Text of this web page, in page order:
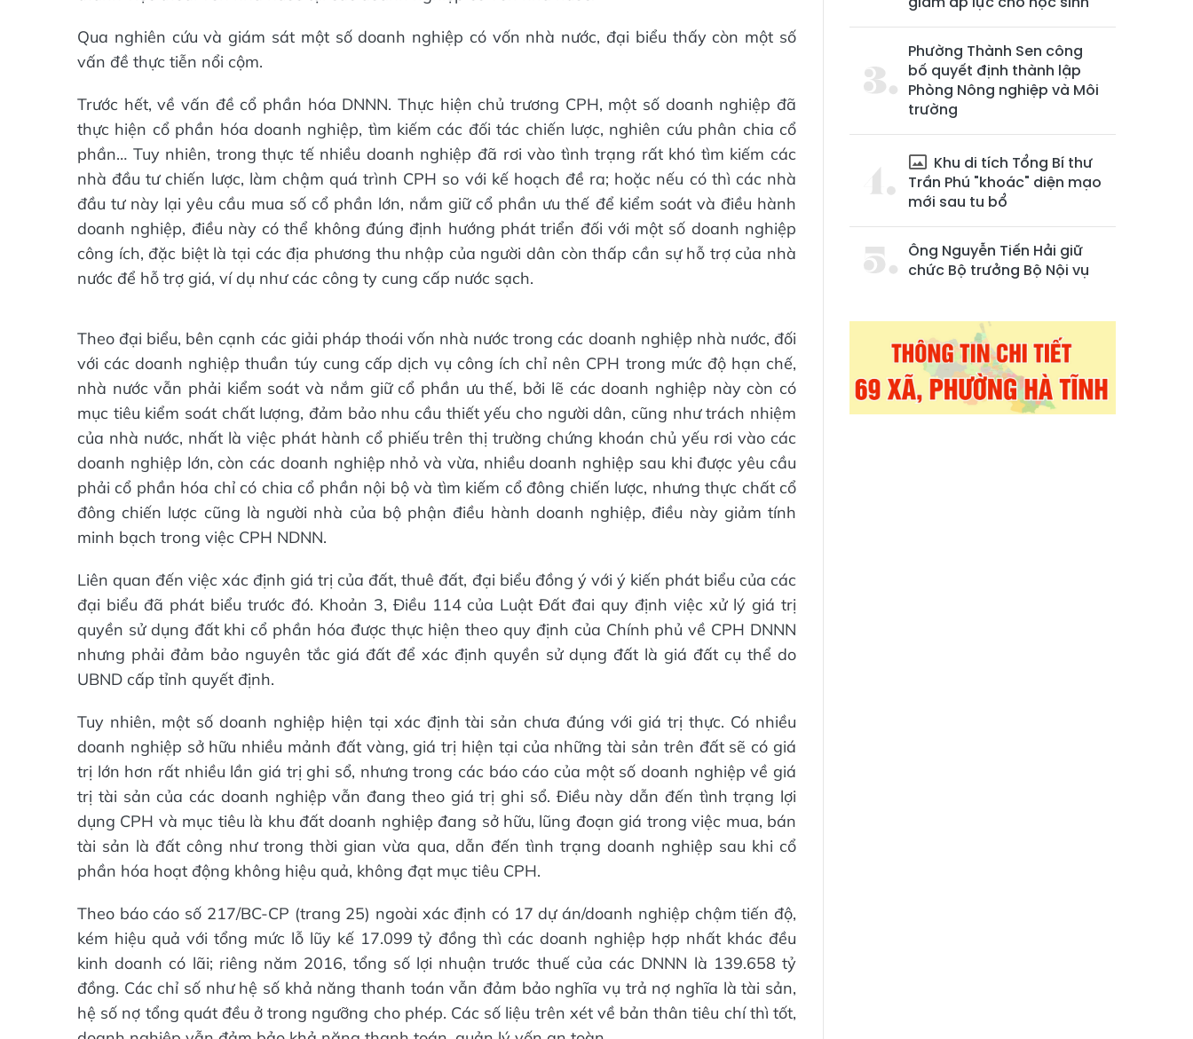
Qua nghiên cứu và giám sát một số doanh nghiệp có vốn nhà nước, đại biểu thấy còn một số
vấn đề thực tiễn nổi cộm.
Trước hết, về vấn đề cổ phần hóa DNNN. Thực hiện chủ trương CPH, một số doanh nghiệp đã
thực hiện cổ phần hóa doanh nghiệp, tìm kiếm các đối tác chiến lược, nghiên cứu phân chia cổ
phần… Tuy nhiên, trong thực tế nhiều doanh nghiệp đã rơi vào tình trạng rất khó tìm kiếm các
nhà đầu tư chiến lược, làm chậm quá trình CPH so với kế hoạch đề ra; hoặc nếu có thì các nhà
đầu tư này lại yêu cầu mua số cổ phần lớn, nắm giữ cổ phần ưu thế để kiểm soát và điều hành
doanh nghiệp, điều này có thể không đúng định hướng phát triển đối với một số doanh nghiệp
công ích, đặc biệt là tại các địa phương thu nhập của người dân còn thấp cần sự hỗ trợ của nhà
nước để hỗ trợ giá, ví dụ như các công ty cung cấp nước sạch.
Theo đại biểu, bên cạnh các giải pháp thoái vốn nhà nước trong các doanh nghiệp nhà nước, đối
với các doanh nghiệp thuần túy cung cấp dịch vụ công ích chỉ nên CPH trong mức độ hạn chế,
nhà nước vẫn phải kiểm soát và nắm giữ cổ phần ưu thế, bởi lẽ các doanh nghiệp này còn có
mục tiêu kiểm soát chất lượng, đảm bảo nhu cầu thiết yếu cho người dân, cũng như trách nhiệm
của nhà nước, nhất là việc phát hành cổ phiếu trên thị trường chứng khoán chủ yếu rơi vào các
doanh nghiệp lớn, còn các doanh nghiệp nhỏ và vừa, nhiều doanh nghiệp sau khi được yêu cầu
phải cổ phần hóa chỉ có chia cổ phần nội bộ và tìm kiếm cổ đông chiến lược, nhưng thực chất cổ
đông chiến lược cũng là người nhà của bộ phận điều hành doanh nghiệp, điều này giảm tính
minh bạch trong việc CPH NDNN.
Liên quan đến việc xác định giá trị của đất, thuê đất, đại biểu đồng ý với ý kiến phát biểu của các
đại biểu đã phát biểu trước đó. Khoản 3, Điều 114 của Luật Đất đai quy định việc xử lý giá trị
quyền sử dụng đất khi cổ phần hóa được thực hiện theo quy định của Chính phủ về CPH DNNN
nhưng phải đảm bảo nguyên tắc giá đất để xác định quyền sử dụng đất là giá đất cụ thể do
UBND cấp tỉnh quyết định.
Tuy nhiên, một số doanh nghiệp hiện tại xác định tài sản chưa đúng với giá trị thực. Có nhiều
doanh nghiệp sở hữu nhiều mảnh đất vàng, giá trị hiện tại của những tài sản trên đất sẽ có giá
trị lớn hơn rất nhiều lần giá trị ghi sổ, nhưng trong các báo cáo của một số doanh nghiệp về giá
trị tài sản của các doanh nghiệp vẫn đang theo giá trị ghi sổ. Điều này dẫn đến tình trạng lợi
dụng CPH và mục tiêu là khu đất doanh nghiệp đang sở hữu, lũng đoạn giá trong việc mua, bán
tài sản là đất công như trong thời gian vừa qua, dẫn đến tình trạng doanh nghiệp sau khi cổ
phần hóa hoạt động không hiệu quả, không đạt mục tiêu CPH.
Theo báo cáo số 217/BC-CP (trang 25) ngoài xác định có 17 dự án/doanh nghiệp chậm tiến độ,
kém hiệu quả với tổng mức lỗ lũy kế 17.099 tỷ đồng thì các doanh nghiệp hợp nhất khác đều
kinh doanh có lãi; riêng năm 2016, tổng số lợi nhuận trước thuế của các DNNN là 139.658 tỷ
đồng. Các chỉ số như hệ số khả năng thanh toán vẫn đảm bảo nghĩa vụ trả nợ nghĩa là tài sản,
hệ số nợ tổng quát đều ở trong ngưỡng cho phép. Các số liệu trên xét về bản thân tiêu chí thì tốt,
Phường Thành Sen công
bố quyết định thành lập
Phòng Nông nghiệp và Môi
trường
Khu di tích Tổng Bí thư
Trần Phú "khoác" diện mạo
mới sau tu bổ
Ông Nguyễn Tiến Hải giữ
chức Bộ trưởng Bộ Nội vụ